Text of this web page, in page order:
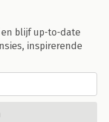
blijf up-to-date
inspirerende